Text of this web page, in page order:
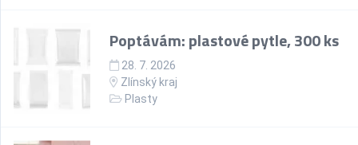
Poptávám: plastové pytle, 300 ks
28. 7. 2026
Zlínský kraj
Plasty